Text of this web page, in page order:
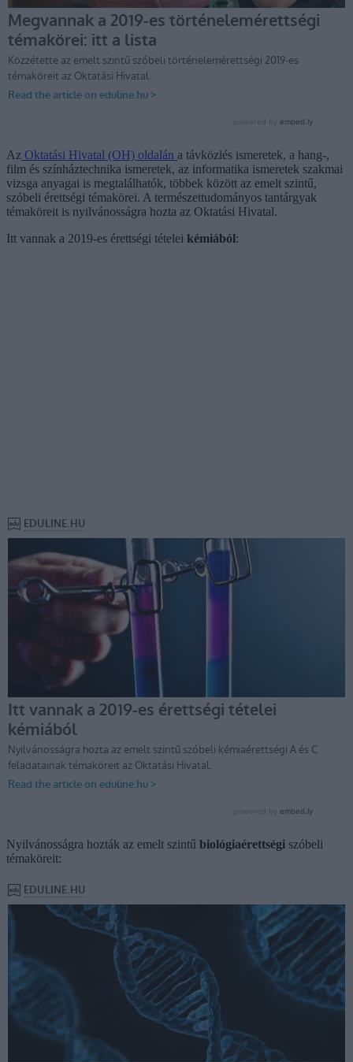
Az Oktatási Hivatal (OH) oldalán a távközlés ismeretek, a hang-,
film és színháztechnika ismeretek, az informatika ismeretek szakmai
vizsga anyagai is megtalálhatók, többek között az emelt szintű,
szóbeli érettségi témakörei. A természettudományos tantárgyak
témaköreit is nyilvánosságra hozta az Oktatási Hivatal.
Itt vannak a 2019-es érettségi tételei kémiából:
Nyilvánosságra hozták az emelt szintű biológiaérettségi szóbeli
témaköreit: